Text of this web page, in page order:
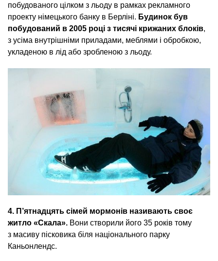
побудованого цілком з льоду в рамках рекламного
проекту німецького банку в Берліні. Будинок був
побудований в 2005 році з тисячі крижаних блоків,
з усіма внутрішніми приладами, меблями і обробкою,
укладеною в лід або зробленою з льоду.
4. П’ятнадцять сімей мормонів називають своє
житло «Скала». Вони створили його 35 років тому
з масиву пісковика біля національного парку
Каньонлендс.